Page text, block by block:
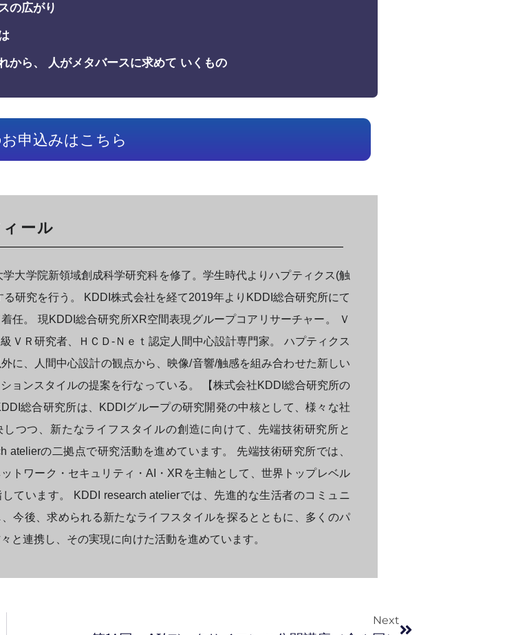
の広がり
から、 人がメタバースに求めて いくもの
申込みはこちら
ール
学大学院新領域創成科学研究科を修了。学生時代よりハプティクス(触
る研究を行う。 KDDI株式会社を経て2019年よりKDDI総合研究所にて
任。 現KDDI総合研究所XR空間表現グループコアリサーチャー。 Ｖ
ＶＲ研究者、ＨＣＤ-Ｎｅｔ認定人間中心設計専門家。 ハプティクス
に、人間中心設計の観点から、映像/音響/触感を組み合わせた新しい
ョンスタイルの提案を行なっている。 【株式会社KDDI総合研究所の
総合研究所は、KDDIグループの研究開発の中核として、様々な社
しつつ、新たなライフスタイルの創造に向けて、先端技術研究所と
atelierの二拠点で研究活動を進めています。 先端技術研究所では、
トワーク・セキュリティ・AI・XRを主軸として、世界トップレベル
ています。 KDDI research atelierでは、先進的な生活者のコミュニ
今後、求められる新たなライフスタイルを探るとともに、多くのパ
と連携し、その実現に向けた活動を進めています。
Next